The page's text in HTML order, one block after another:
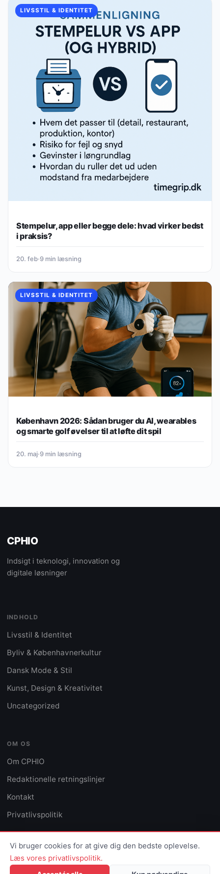
LIVSSTIL & IDENTITET
Stempelur, app eller begge dele: hvad virker bedst
i praksis?
20. feb·9 min læsning
LIVSSTIL & IDENTITET
København 2026: Sådan bruger du AI, wearables
og smarte golf øvelser til at løfte dit spil
20. maj·9 min læsning
CPHIO
Indsigt i teknologi, innovation og
digitale løsninger
INDHOLD
Livsstil & Identitet
Byliv & Københavnerkultur
Dansk Mode & Stil
Kunst, Design & Kreativitet
Uncategorized
OM OS
Om CPHIO
Redaktionelle retningslinjer
Kontakt
Privatlivspolitik
© 2026 CPHIO · Alle rettigheder forbeholdes
Privatlivspolitik
Kontakt
Vi bruger cookies for at give dig den bedste oplevelse.
Læs vores privatlivspolitik.